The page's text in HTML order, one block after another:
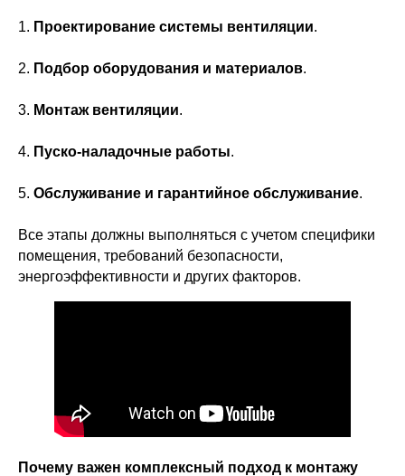
1. Проектирование системы вентиляции.
2. Подбор оборудования и материалов.
3. Монтаж вентиляции.
4. Пуско-наладочные работы.
5. Обслуживание и гарантийное обслуживание.
Все этапы должны выполняться с учетом специфики
помещения, требований безопасности,
энергоэффективности и других факторов.
Почему важен комплексный подход к монтажу